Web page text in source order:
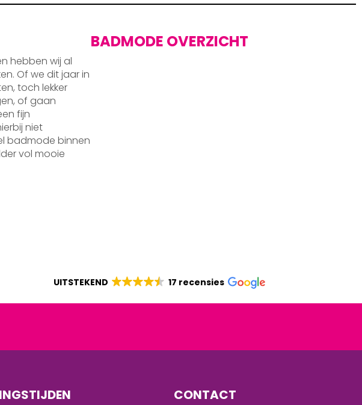
hebben wij al
Of we dit jaar in
toch lekker
of gaan
fijn
niet
badmode binnen
vol mooie
BADMODE OVERZICHT
UITSTEKEND 17 recensies
CONTACT